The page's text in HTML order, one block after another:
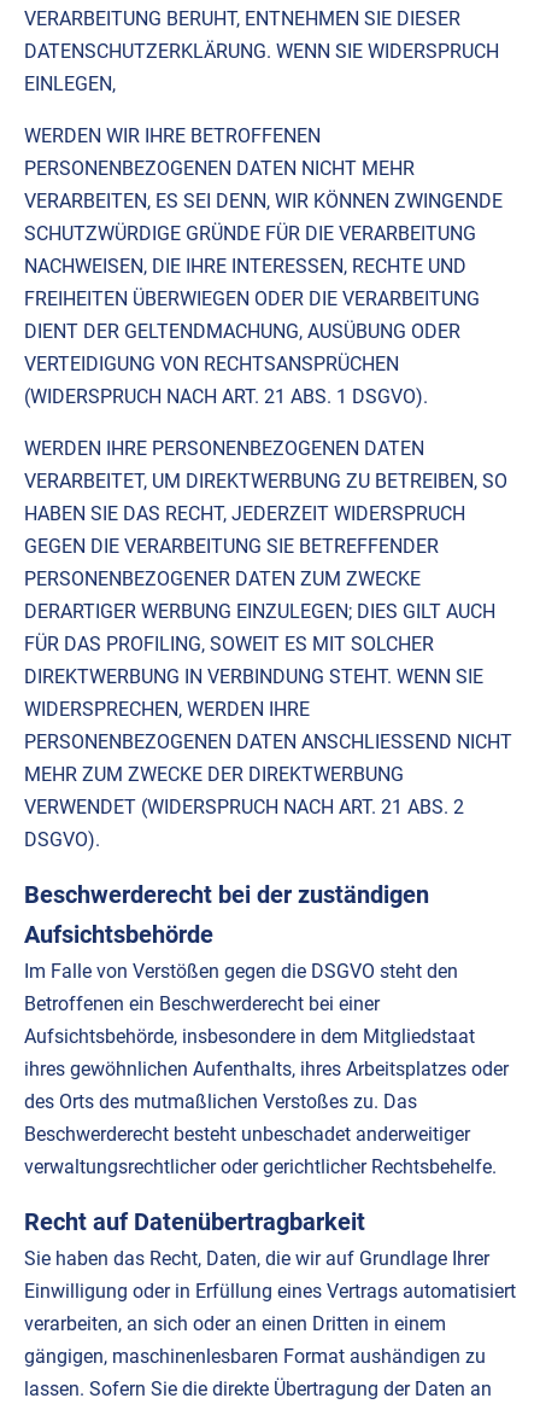
VERARBEITUNG BERUHT, ENTNEHMEN SIE DIESER
DATENSCHUTZERKLÄRUNG. WENN SIE WIDERSPRUCH
EINLEGEN,
WERDEN WIR IHRE BETROFFENEN
PERSONENBEZOGENEN DATEN NICHT MEHR
VERARBEITEN, ES SEI DENN, WIR KÖNNEN ZWINGENDE
SCHUTZWÜRDIGE GRÜNDE FÜR DIE VERARBEITUNG
NACHWEISEN, DIE IHRE INTERESSEN, RECHTE UND
FREIHEITEN ÜBERWIEGEN ODER DIE VERARBEITUNG
DIENT DER GELTENDMACHUNG, AUSÜBUNG ODER
VERTEIDIGUNG VON RECHTSANSPRÜCHEN
(WIDERSPRUCH NACH ART. 21 ABS. 1 DSGVO).
WERDEN IHRE PERSONENBEZOGENEN DATEN
VERARBEITET, UM DIREKTWERBUNG ZU BETREIBEN, SO
HABEN SIE DAS RECHT, JEDERZEIT WIDERSPRUCH
GEGEN DIE VERARBEITUNG SIE BETREFFENDER
PERSONENBEZOGENER DATEN ZUM ZWECKE
DERARTIGER WERBUNG EINZULEGEN; DIES GILT AUCH
FÜR DAS PROFILING, SOWEIT ES MIT SOLCHER
DIREKTWERBUNG IN VERBINDUNG STEHT. WENN SIE
WIDERSPRECHEN, WERDEN IHRE
PERSONENBEZOGENEN DATEN ANSCHLIESSEND NICHT
MEHR ZUM ZWECKE DER DIREKTWERBUNG
VERWENDET (WIDERSPRUCH NACH ART. 21 ABS. 2
DSGVO).
Beschwerderecht bei der zuständigen
Aufsichtsbehörde
Im Falle von Verstößen gegen die DSGVO steht den
Betroffenen ein Beschwerderecht bei einer
Aufsichtsbehörde, insbesondere in dem Mitgliedstaat
ihres gewöhnlichen Aufenthalts, ihres Arbeitsplatzes oder
des Orts des mutmaßlichen Verstoßes zu. Das
Beschwerderecht besteht unbeschadet anderweitiger
verwaltungsrechtlicher oder gerichtlicher Rechtsbehelfe.
Recht auf Datenübertragbarkeit
Sie haben das Recht, Daten, die wir auf Grundlage Ihrer
Einwilligung oder in Erfüllung eines Vertrags automatisiert
verarbeiten, an sich oder an einen Dritten in einem
gängigen, maschinenlesbaren Format aushändigen zu
lassen. Sofern Sie die direkte Übertragung der Daten an